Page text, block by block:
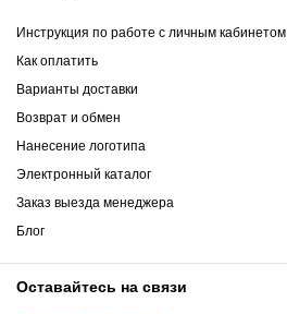
Инструкция по работе с личным кабинетом
Как оплатить
Варианты доставки
Возврат и обмен
Нанесение логотипа
Электронный каталог
Заказ выезда менеджера
Блог
Оставайтесь на связи